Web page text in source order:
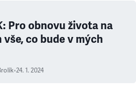
Pro obnovu života na
co bude v mých
•24. 1. 2024